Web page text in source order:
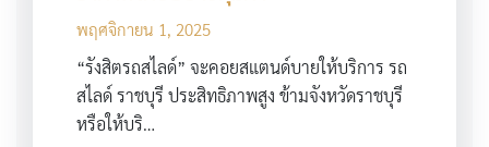
พฤศจิกายน 1, 2025
“รังสิตรถสไลด์” จะคอยสแตนด์บายให้บริการ รถ
สไลด์ ราชบุรี ประสิทธิภาพสูง ข้ามจังหวัดราชบุรี
หรือให้บริ…